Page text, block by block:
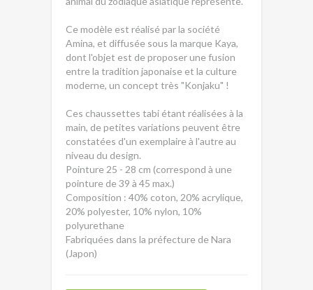
Ce modèle est réalisé par la société
Amina, et diffusée sous la marque Kaya,
dont l'objet est de proposer une fusion
entre la tradition japonaise et la culture
moderne, un concept très "Konjaku" !
Ces chaussettes tabi étant réalisées à la
main, de petites variations peuvent être
constatées d'un exemplaire à l'autre au
niveau du design.
Pointure 25 - 28 cm (correspond à une
pointure de 39 à 45 max.)
Composition : 40% coton, 20% acrylique,
20% polyester, 10% nylon, 10%
polyurethane
Fabriquées dans la préfecture de Nara
(Japon)